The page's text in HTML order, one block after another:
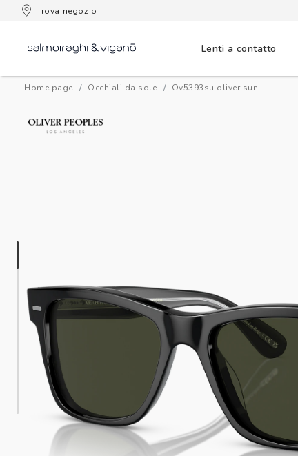
Trova negozio
Lenti a contatto
Home page Occhiali da sole ov5393su oliver sun
Spedizione sicura e gratuita, senza spesa minima